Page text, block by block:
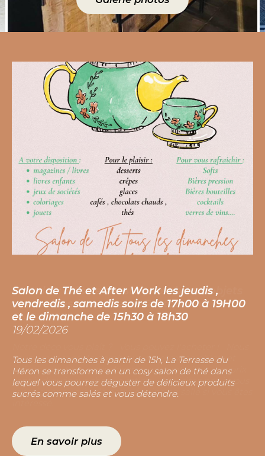
D and R : Déco et Resto , nombreux objets
et meubles à vendre au Restaurant
05/04/2023
vous proposons de nombreux accessoires, objets et
même meubles, pour décorer votre intérieur. Les prix
sont indiqués sur chaque article. N'hésitez pas à vous
renseigner auprès de notre équipe en salle si vous êtes
Salon de Thé et After Work les jeudis ,
vendredis , samedis soirs de 17h00 à 19H00
et le dimanche de 15h30 à 18h30
19/02/2026
Tous les dimanches à partir de 15h, La Terrasse du
Héron se transforme en un cosy salon de thé dans
lequel vous pourrez déguster de délicieux produits
sucrés comme salés et vous détendre.
En savoir plus